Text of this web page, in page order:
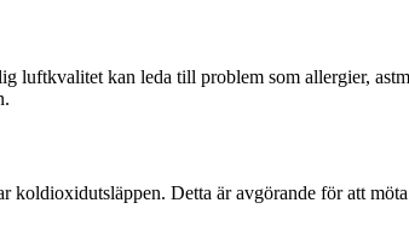
luftkvalitet kan leda till problem som allergier,
Detta är avgörande för att